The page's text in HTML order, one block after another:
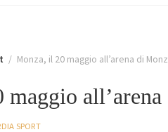
Monza, il 20 maggio all’arena di
maggio
SPORT